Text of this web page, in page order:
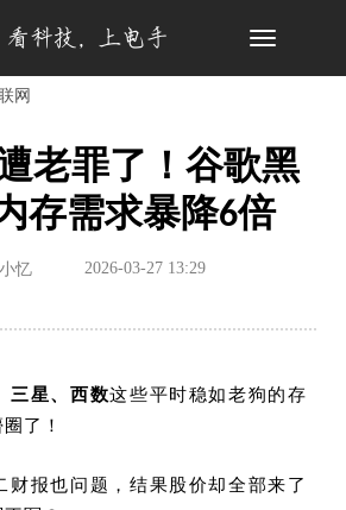
Toggle
网
老罪了！谷歌黑
存需求暴降6倍
忆 2026-03-27 13:29
三星、西数这些平时稳如老狗的存
了！
财报也问题，结果股价却全部来了